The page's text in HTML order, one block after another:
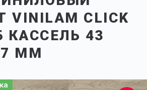
CLICK
КАССЕЛЬ 43
ММ